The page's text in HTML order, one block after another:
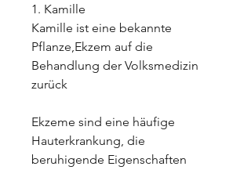
1. Kamille
Kamille ist eine bekannte
Pflanze,Ekzem auf die
Behandlung der Volksmedizin
zurück
Ekzeme sind eine häufige
Hauterkrankung, die
beruhigende Eigenschaften